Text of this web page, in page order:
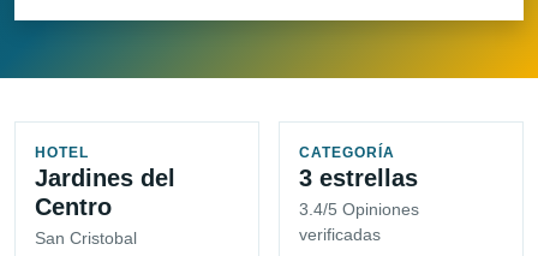
HOTEL
Jardines del
Centro
San Cristobal
CATEGORÍA
3 estrellas
3.4/5 Opiniones
verificadas